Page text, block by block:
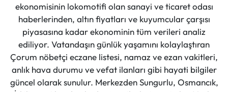
ekonomisinin lokomotifi olan sanayi ve ticaret odası
haberlerinden, altın fiyatları ve kuyumcular çarşısı
piyasasına kadar ekonominin tüm verileri analiz
ediliyor. Vatandaşın günlük yaşamını kolaylaştıran
Çorum nöbetçi eczane listesi, namaz ve ezan vakitleri,
anlık hava durumu ve vefat ilanları gibi hayati bilgiler
güncel olarak sunulur. Merkezden Sungurlu, Osmancık,